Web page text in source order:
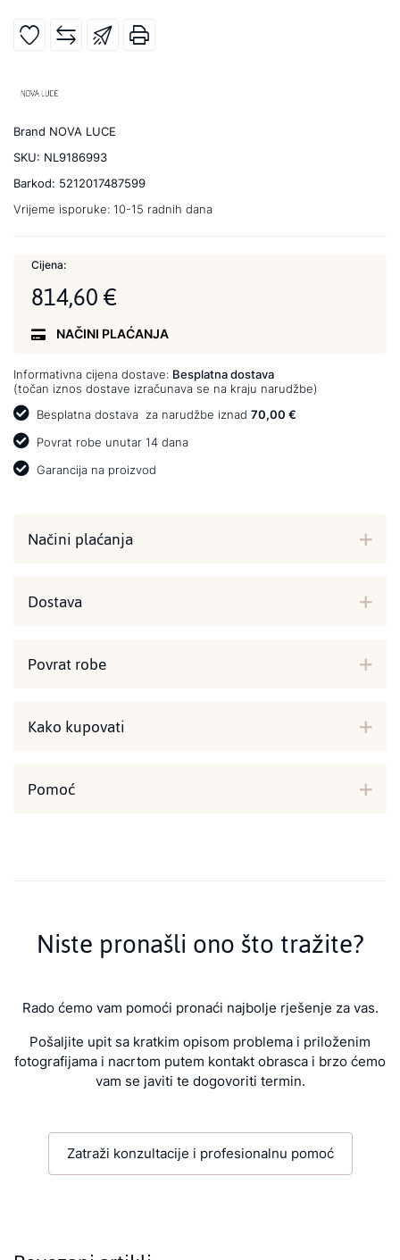
Brand NOVA LUCE
SKU: NL9186993
Barkod: 5212017487599
Vrijeme isporuke: 10-15 radnih dana
Cijena:
814,60 €
NAČINI PLAĆANJA
Informativna cijena dostave: Besplatna dostava
(točan iznos dostave izračunava se na kraju narudžbe)
Besplatna dostava za narudžbe iznad 70,00 €
Povrat robe unutar 14 dana
Garancija na proizvod
Načini plaćanja
Dostava
Povrat robe
Kako kupovati
Pomoć
Niste pronašli ono što tražite?
Rado ćemo vam pomoći pronaći najbolje rješenje za vas.
Pošaljite upit sa kratkim opisom problema i priloženim
fotografijama i nacrtom putem kontakt obrasca i brzo ćemo
vam se javiti te dogovoriti termin.
Zatraži konzultacije i profesionalnu pomoć